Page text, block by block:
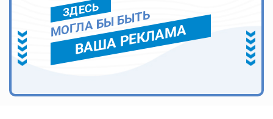
ЗДЕСЬ
МОГЛА БЫ БЫТЬ
ВАША РЕКЛАМА